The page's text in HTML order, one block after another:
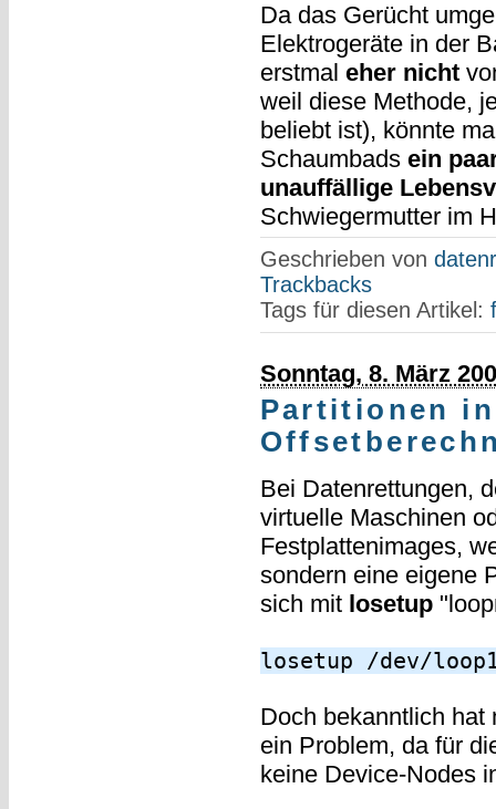
Da das Gerücht
Elektrogeräte in der
erstmal eher nicht
weil diese Methode,
beliebt ist), könnte
Schaumbads ein
unauffällige
Schwiegermutter im
Geschrieben von
Trackbacks
Tags für diesen Artikel:
Sonntag, 8. März
Partitionen
Bei Datenrettungen,
virtuelle Maschinen
Festplattenimages,
sondern eine eigene
sich mit losetup
losetup /dev/
Doch bekanntlich hat
ein Problem, da für
keine Device-Nodes